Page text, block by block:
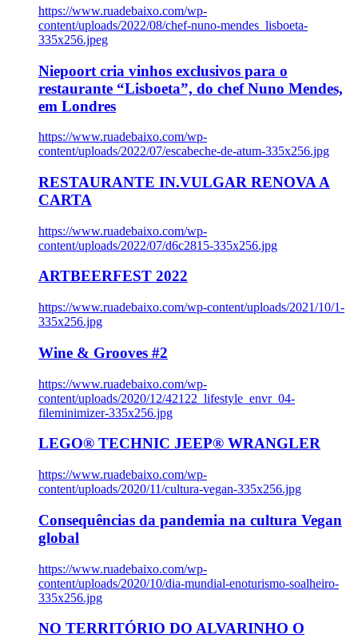
https://www.ruadebaixo.com/wp-
content/uploads/2022/08/chef-nuno-mendes_lisboeta-
335x256.jpeg
Niepoort cria vinhos exclusivos para o
restaurante “Lisboeta”, do chef Nuno Mendes,
em Londres
https://www.ruadebaixo.com/wp-
content/uploads/2022/07/escabeche-de-atum-335x256.jpg
RESTAURANTE IN.VULGAR RENOVA A
CARTA
https://www.ruadebaixo.com/wp-
content/uploads/2022/07/d6c2815-335x256.jpg
ARTBEERFEST 2022
https://www.ruadebaixo.com/wp-content/uploads/2021/10/1-
335x256.jpg
Wine & Grooves #2
https://www.ruadebaixo.com/wp-
content/uploads/2020/12/42122_lifestyle_envr_04-
fileminimizer-335x256.jpg
LEGO® TECHNIC JEEP® WRANGLER
https://www.ruadebaixo.com/wp-
content/uploads/2020/11/cultura-vegan-335x256.jpg
Consequências da pandemia na cultura Vegan
global
https://www.ruadebaixo.com/wp-
content/uploads/2020/10/dia-mundial-enoturismo-soalheiro-
335x256.jpg
NO TERRITÓRIO DO ALVARINHO O